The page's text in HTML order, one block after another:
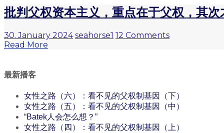
批判父权资本主义，重点在于父权，其
30. January 2024 seahorse1 12 Comments
Read More
最新播客
女性之路（六）：看不见的父权制基因（下）
女性之路（五）：看不见的父权制基因（中）
“Batek人会怎么想？”
女性之路（四）：看不见的父权制基因（上）